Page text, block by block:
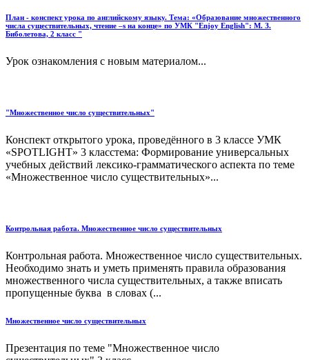
План - конспект урока по английскому языку. Тема: «Образование множественного
числа существительных, чтение –s на конце» по УМК "Enjoy English": М. З.
Биболетова, 2 класс "
Урок ознакомления с новым материалом...
"Множественное число существительных"
Конспект открытого урока, проведённого в 3 классе УМК
«SPOTLIGHT» 3 класстема: Формирование универсальных
учебных действий лексико-грамматического аспекта по теме
«Множественное число существительных»...
Контрольная работа. Множественное число существительных
Контрольная работа. Множественное число существительных.
Необходимо знать и уметь применять правила образования
множественного числа существительных, а также вписать
пропущенные буква в словах (...
Множественное число существительных
Презентация по теме "Множественное число